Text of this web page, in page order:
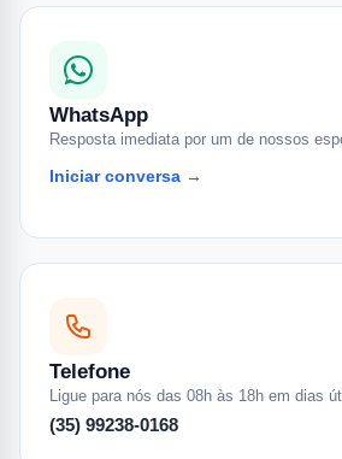
WhatsApp
Resposta imediata por um de nossos
Iniciar conversa →
Telefone
Ligue para nós das 08h às 18h em dias
(35) 99238-0168